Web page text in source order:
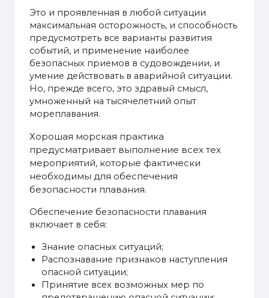
Это и проявленная в любой ситуации
максимальная осторожность, и способность
предусмотреть все варианты развития
событий, и применение наиболее
безопасных приемов в судовождении, и
умение действовать в аварийной ситуации.
Но, прежде всего, это здравый смысл,
умноженный на тысячелетний опыт
мореплавания.
Хорошая морская практика
предусматривает выполнение всех тех
мероприятий, которые фактически
необходимы для обеспечения
безопасности плавания.
Обеспечение безопасности плавания
включает в себя:
Знание опасных ситуаций;
Распознавание признаков наступления
опасной ситуации;
Принятие всех возможных мер по